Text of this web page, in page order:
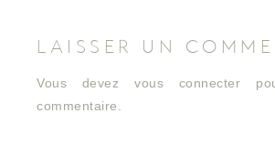
LAISSER UN
Vous devez vous connecter
commentaire.